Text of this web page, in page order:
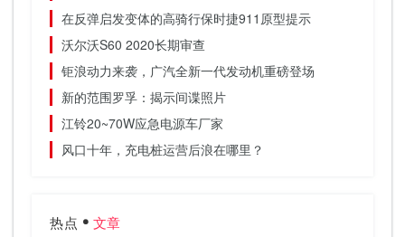
在反弹启发变体的高骑行保时捷911原型提示
沃尔沃S60 2020长期审查
钜浪动力来袭，广汽全新一代发动机重磅登场
新的范围罗孚：揭示间谍照片
江铃20~70W应急电源车厂家
风口十年，充电桩运营后浪在哪里？
热点 文章